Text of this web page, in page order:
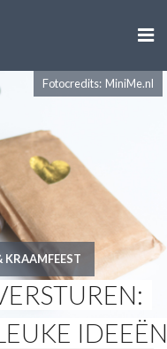

Fotocredits: MiniMe.nl
KRAAMFEEST